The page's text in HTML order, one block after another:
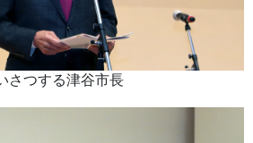
さつする津谷市長